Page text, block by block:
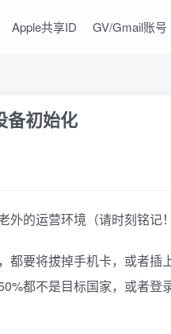
Apple共享ID GV/Gmail账号
备初始化
外的运营环境（请时刻铭记
都要将拔掉手机卡，或者
都不是目标国家，或者登